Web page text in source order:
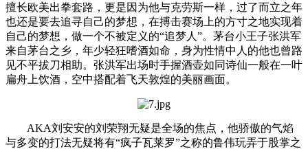
擅长欧美出拳套路，更是因为他与克劳斯一样，过了而立之年
也还是要去追寻自己的梦想，在搏击赛场上的方寸之地实现着
自己的梦想，做一个不被定义的“追梦人”。茅台小王子张洪军
来自茅台之乡，年少轻狂嗜酒如命，身为性情中人的他也曾路
见不平拔刀相助。张洪军出场时手握酒壶如同诗仙一般在一叶
扁舟上饮酒，空中搭配着飞天敦煌的美丽画面。
AKA刘安安的刘荣翔无疑是全场的焦点，他骄傲的气焰
与多变的打法无疑将有“疯子瓦莱罗”之称的鲁伟玩弄于股掌之